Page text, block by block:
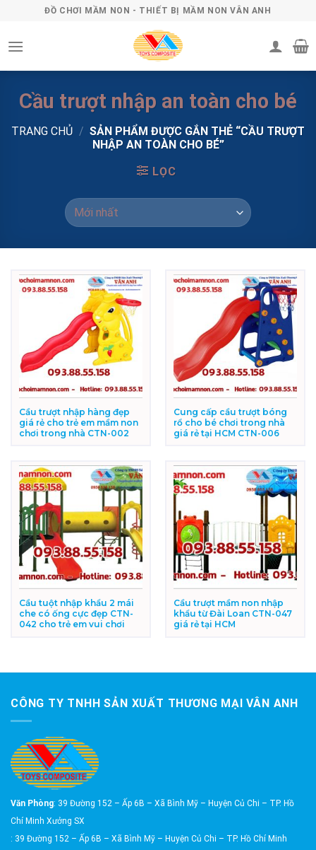
content
ĐỒ CHƠI MẦM NON - THIẾT BỊ MẦM NON VÂN ANH
Cầu trượt nhập an toàn cho bé
TRANG CHỦ / SẢN PHẨM ĐƯỢC GẮN THẺ “CẦU TRƯỢT
NHẬP AN TOÀN CHO BÉ”
LỌC
Cầu trượt nhập hàng đẹp
giá rẻ cho trẻ em mầm non
chơi trong nhà CTN-002
Cung cấp cầu trượt bóng
rổ cho bé chơi trong nhà
giá rẻ tại HCM CTN-006
Cầu tuột nhập khẩu 2 mái
che có ống cực đẹp CTN-
042 cho trẻ em vui chơi
Cầu trượt mầm non nhập
khẩu từ Đài Loan CTN-047
giá rẻ tại HCM
CÔNG TY TNHH SẢN XUẤT THƯƠNG MẠI VÂN ANH
Văn Phòng: 39 Đường 152 – Ấp 6B – Xã Bình Mỹ – Huyện Củ Chi – TP. Hồ
Chí Minh Xưởng SX
: 39 Đường 152 – Ấp 6B – Xã Bình Mỹ – Huyện Củ Chi – TP. Hồ Chí Minh